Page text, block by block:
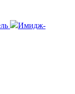
Имидж-